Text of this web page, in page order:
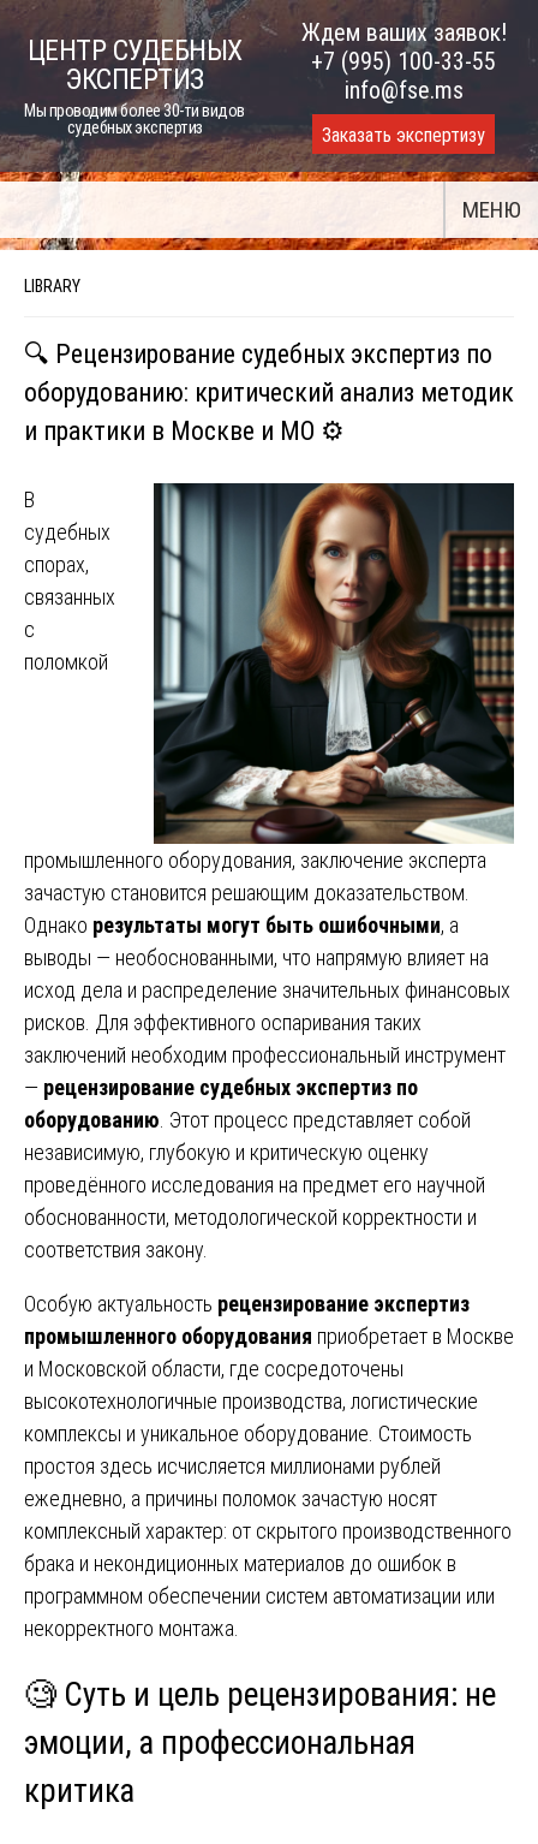
Skip
ЦЕНТР СУДЕБНЫХ
ЭКСПЕРТИЗ
Мы проводим более 30-ти видов
судебных экспертиз
Ждем ваших заявок!
+7 (995) 100-33-55
info@fse.ms
Заказать экспертизу
МЕНЮ
LIBRARY
🔍 Рецензирование судебных экспертиз по
оборудованию: критический анализ методик
и практики в Москве и МО ⚙️
В
судебных
спорах,
связанных
с
поломкой
промышленного оборудования, заключение эксперта
зачастую становится решающим доказательством.
Однако результаты могут быть ошибочными, а
выводы — необоснованными, что напрямую влияет на
исход дела и распределение значительных финансовых
рисков. Для эффективного оспаривания таких
заключений необходим профессиональный инструмент
— рецензирование судебных экспертиз по
оборудованию . Этот процесс представляет собой
независимую, глубокую и критическую оценку
проведённого исследования на предмет его научной
обоснованности, методологической корректности и
соответствия закону.
Особую актуальность рецензирование экспертиз
промышленного оборудования приобретает в Москве
и Московской области, где сосредоточены
высокотехнологичные производства, логистические
комплексы и уникальное оборудование. Стоимость
простоя здесь исчисляется миллионами рублей
ежедневно, а причины поломок зачастую носят
комплексный характер: от скрытого производственного
брака и некондиционных материалов до ошибок в
программном обеспечении систем автоматизации или
некорректного монтажа.
🧐 Суть и цель рецензирования: не
эмоции, а профессиональная
критика